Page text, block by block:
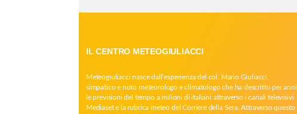
IL CENTRO METEOGIULIACCI
Meteogiuliacci nasce dall’esperienza del col. Mario Giuliacci,
simpatico e noto meteorologo e climatologo che ha descritto per anni
le previsioni del tempo a milioni di italiani attraverso i canali televisivi
Mediaset e la rubrica meteo del Corriere della Sera. Attraverso questo